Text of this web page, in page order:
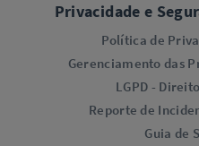
Privacidade e
Política de
Gerenciamento das
LGPD -
Reporte de
Guia de